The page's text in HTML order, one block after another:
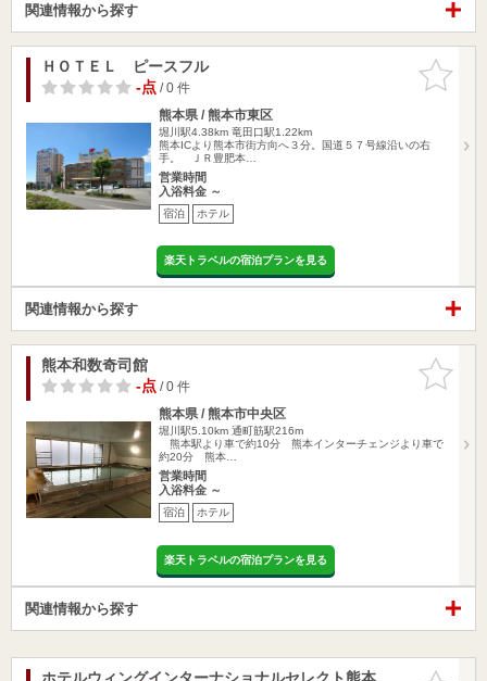
関連情報から探す
お気に入
りに追加
ＨＯＴＥＬ ピースフル
-点/ 0 件
熊本県 / 熊本市東区
堀川駅4.38km 竜田口駅1.22km
熊本ICより熊本市街方向へ３分。国道５７号線沿いの右
手。 ＪＲ豊肥本…
営業時間
入浴料金 ～
宿泊 ホテル
楽天トラベルの宿泊プランを見る
関連情報から探す
お気に入
りに追加
熊本和数奇司館
-点/ 0 件
熊本県 / 熊本市中央区
堀川駅5.10km 通町筋駅216m
熊本駅より車で約10分 熊本インターチェンジより車で
約20分 熊本…
営業時間
入浴料金 ～
宿泊 ホテル
楽天トラベルの宿泊プランを見る
関連情報から探す
お気に入
ホテルウィングインターナショナルセレクト熊本